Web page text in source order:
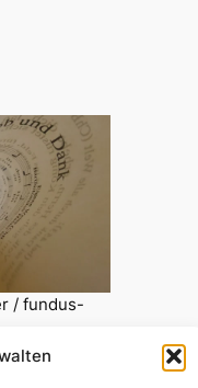
/ fundus-